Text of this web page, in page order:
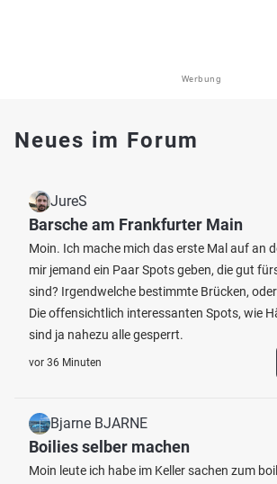
Werbung
Neues im Forum
JureS
Barsche am Frankfurter Main
Moin. Ich mache mich das erste Mal auf an
mir jemand ein Paar Spots geben, die gut
sind? Irgendwelche bestimmte Brücken,
Die offensichtlich interessanten Spots, wie
sind ja nahezu alle gesperrt.
vor 36 Minuten
Bjarne BJARNE
Boilies selber machen
Moin leute ich habe im Keller sachen zum